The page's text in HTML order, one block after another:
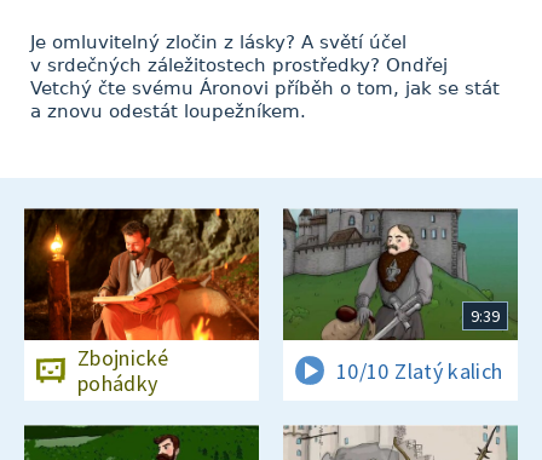
Je omluvitelný zločin z lásky? A světí účel
v srdečných záležitostech prostředky? Ondřej
Vetchý čte svému Áronovi příběh o tom, jak se stát
a znovu odestát loupežníkem.
Zbojnické
pohádky
9:39
10/10 Zlatý kalich